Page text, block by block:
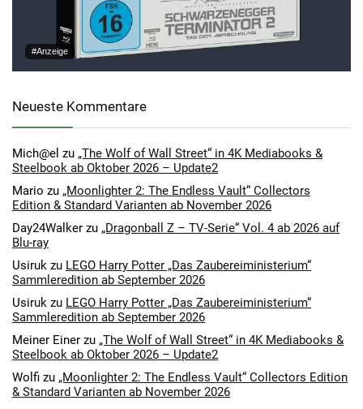
#Anzeige
Neueste Kommentare
Mich@el zu „The Wolf of Wall Street“ in 4K Mediabooks &
Steelbook ab Oktober 2026 – Update2
Mario zu „Moonlighter 2: The Endless Vault“ Collectors
Edition & Standard Varianten ab November 2026
Day24Walker zu „Dragonball Z – TV-Serie“ Vol. 4 ab 2026 auf
Blu-ray
Usiruk zu LEGO Harry Potter „Das Zaubereiministerium“
Sammleredition ab September 2026
Usiruk zu LEGO Harry Potter „Das Zaubereiministerium“
Sammleredition ab September 2026
Meiner Einer zu „The Wolf of Wall Street“ in 4K Mediabooks &
Steelbook ab Oktober 2026 – Update2
Wolfi zu „Moonlighter 2: The Endless Vault“ Collectors Edition
& Standard Varianten ab November 2026